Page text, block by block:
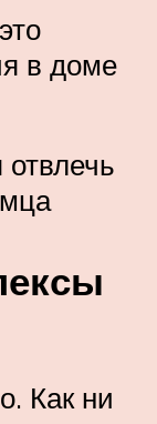
в доме
Как ни